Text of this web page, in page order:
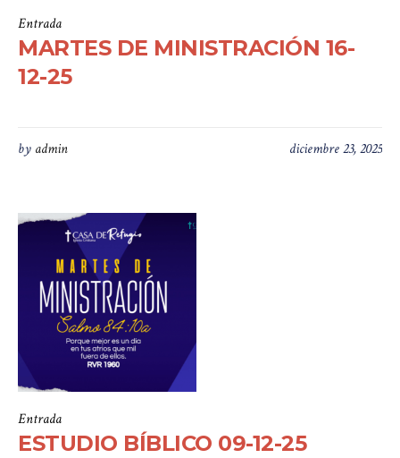
Entrada
MARTES DE MINISTRACIÓN 16-
12-25
diciembre 23, 2025
by admin
Entrada
ESTUDIO BÍBLICO 09-12-25